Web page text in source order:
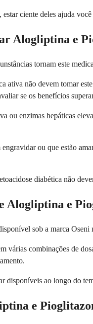
estar ciente deles ajuda
Alogliptina e
tornam este
ativa não devem tomar
se os benefícios
ou enzimas hepáticas
ou que estão
diabética não
Alogliptina e
sob a marca
várias combinações de
disponíveis ao longo do
e